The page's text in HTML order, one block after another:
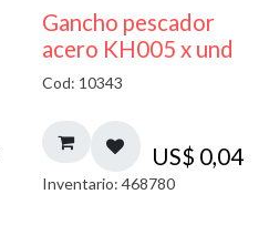
Gancho pescador
acero KH005 x und
Cod: 10343
US$ 0,04
Inventario: 468780